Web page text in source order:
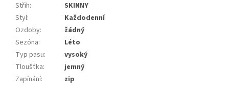
Střih:
SKINNY
Styl:
Každodenní
Ozdoby:
žádný
Sezóna:
Léto
Typ pasu:
vysoký
Tloušťka:
jemný
Zapínání: zip